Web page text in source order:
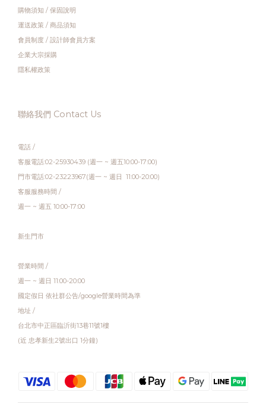
購物須知 / 保固說明
運送政策 / 商品須知
會員制度 / 設計師會員方案
企業大宗採購
隱私權政策
聯絡我們 Contact Us
電話 /
客服電話:02-25930439 (週一 ~ 週五10:00-17:00)
門市電話:02-23223967(週一 ~ 週日 11:00-20:00)
客服服務時間 /
週一 ~ 週五 10:00-17:00
新生門市
營業時間 /
週一 ~ 週日 11:00-20:00
國定假日 依社群公告/google營業時間為準
地址 /
台北市中正區臨沂街13巷11號1樓
(近 忠孝新生2號出口 1分鐘)